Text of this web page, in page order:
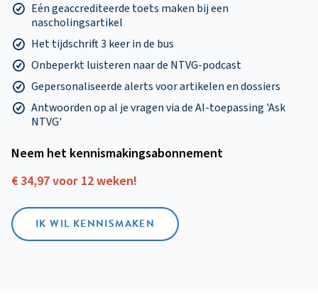
Eén geaccrediteerde toets maken bij een
nascholingsartikel
Het tijdschrift 3 keer in de bus
Onbeperkt luisteren naar de NTVG-podcast
Gepersonaliseerde alerts voor artikelen en dossiers
Antwoorden op al je vragen via de AI-toepassing 'Ask
NTVG'
Neem het kennismakings­abonnement
€ 34,97 voor 12 weken!
IK WIL KENNISMAKEN